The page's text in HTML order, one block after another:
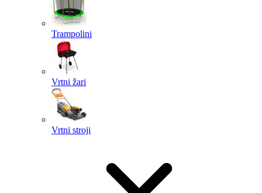
Trampolini
Vrtni žari
Vrtni stroji